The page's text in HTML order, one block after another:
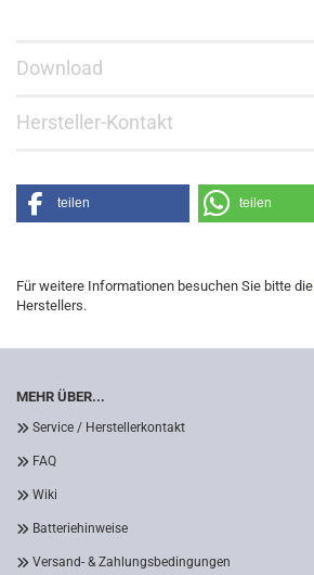
Download
Hersteller-Kontakt
teilen teilen
Für weitere Informationen besuchen Sie bitte die
Herstellers.
MEHR ÜBER...
Service / Herstellerkontakt
FAQ
Wiki
Batteriehinweise
Versand- & Zahlungsbedingungen